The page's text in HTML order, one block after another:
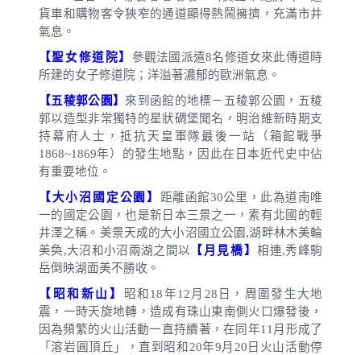
貨車和購物客令狹窄的通道顯得熱鬧擁擠，充滿市井
氣息。
【聖女修道院】 參觀法國派遣8名修道女來此傳道時
所建的女子修道院；洋溢著濃郁的歐洲氣息。
【五稜郭公園】 來到函館的地標－五稜郭公園，五稜
郭以造型非常獨特的星狀碉堡聞名，明治維新時期支
持幕府人士，抵抗天皇軍隊最後一站（箱館戰爭
1868~1869年）的發生地點，因此在日本近代史中佔
有重要地位。
【大小沼國定公園】 距離函館30公里 ，此為道南唯
一的國定公園，也是新日本三景之一，素有北國的輕
井澤之稱。美景天成的大小沼國立公園 ,湖畔林木美輪
美奐,大沼和小沼兩湖之間以 【月見橋】相連,秀峰駒
岳倒映湖面美不勝收。
【昭和新山】
昭和 18年12 月 28 日
，周圍發生大地
震，一時天旋地轉，造成有珠山東南側火口爆發後，
因為頻繁的火山活動一直持續著，在同年11 月形成了
「溶岩圓頂丘」，直到昭和 20年9月 20 日火山活動停